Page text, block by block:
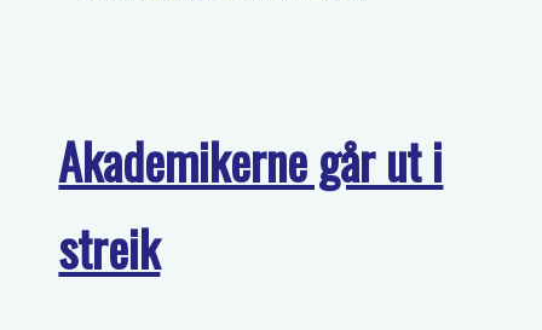
Akademikerne går ut i
streik